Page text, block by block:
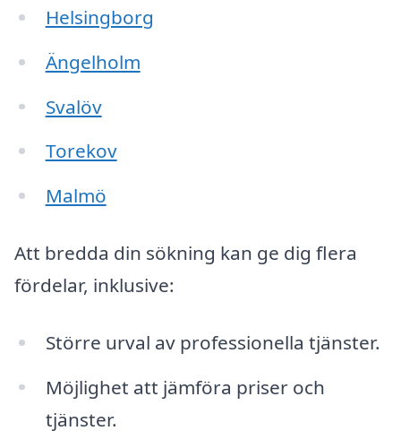
Helsingborg
Ängelholm
Svalöv
Torekov
Malmö
Att bredda din sökning kan ge dig flera
fördelar, inklusive:
Större urval av professionella tjänster.
Möjlighet att jämföra priser och
tjänster.